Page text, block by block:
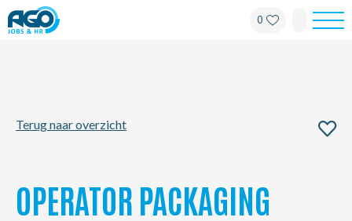
0
Terug naar overzicht
OPERATOR PACKAGING